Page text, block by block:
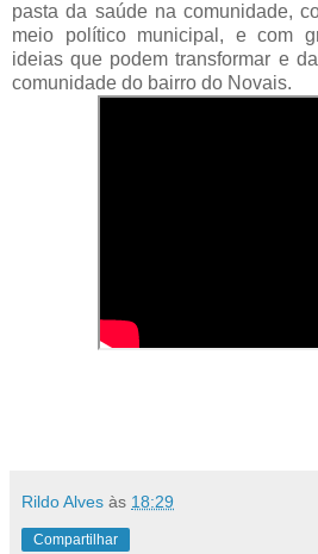
pasta da saúde na comunidade,
meio político municipal, e com
ideias que podem transformar e
comunidade do bairro do Novais.
Rildo Alves às 18:29
Compartilhar